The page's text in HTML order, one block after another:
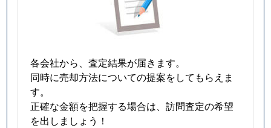
各会社から、査定結果が届きます。
同時に売却方法についての提案をしてもらえま
す。
正確な金額を把握する場合は、訪問査定の希望
を出しましょう！